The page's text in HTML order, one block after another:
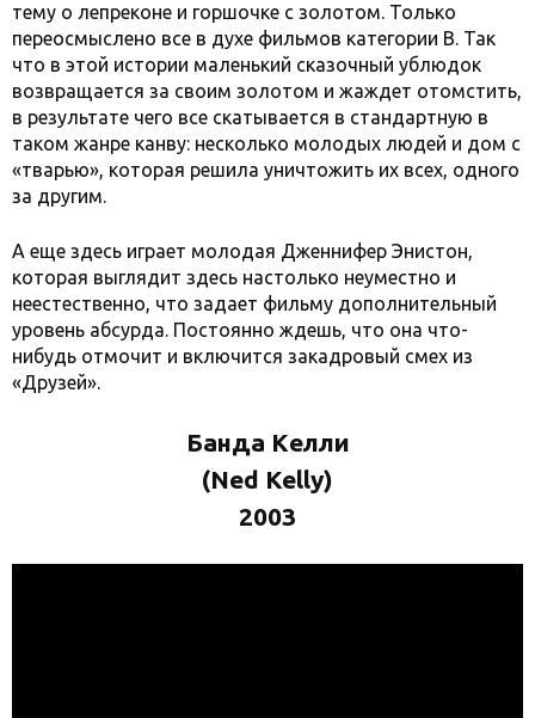
тему о лепреконе и горшочке с золотом. Только
переосмыслено все в духе фильмов категории B. Так
что в этой истории маленький сказочный ублюдок
возвращается за своим золотом и жаждет отомстить,
в результате чего все скатывается в стандартную в
таком жанре канву: несколько молодых людей и дом с
«тварью», которая решила уничтожить их всех, одного
за другим.
А еще здесь играет молодая Дженнифер Энистон,
которая выглядит здесь настолько неуместно и
неестественно, что задает фильму дополнительный
уровень абсурда. Постоянно ждешь, что она что-
нибудь отмочит и включится закадровый смех из
«Друзей».
Банда Келли
(Ned Kelly)
2003